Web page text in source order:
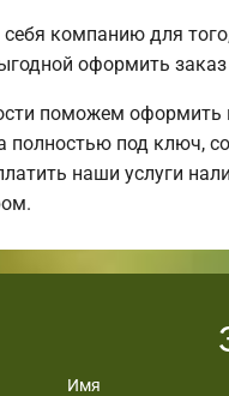
себя компанию для
оформить
поможем оформить
полностью под ключ,
наши услуги
Имя